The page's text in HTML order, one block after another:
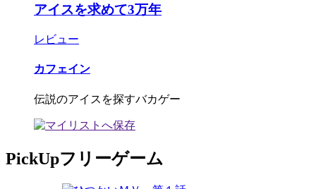
アイスを求めて3万年
レビュー
カフェイン
伝説のアイスを探すバカゲー
PickUpフリーゲーム